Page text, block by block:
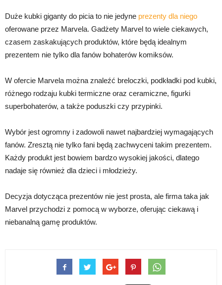
Duże kubki giganty do picia to nie jedyne prezenty dla niego
oferowane przez Marvela. Gadżety Marvel to wiele ciekawych,
czasem zaskakujących produktów, które będą idealnym
prezentem nie tylko dla fanów bohaterów komiksów.
W ofercie Marvela można znaleźć breloczki, podkładki pod kubki,
różnego rodzaju kubki termiczne oraz ceramiczne, figurki
superbohaterów, a także poduszki czy przypinki.
Wybór jest ogromny i zadowoli nawet najbardziej wymagających
fanów. Zresztą nie tylko fani będą zachwyceni takim prezentem.
Każdy produkt jest bowiem bardzo wysokiej jakości, dlatego
nadaje się również dla dzieci i młodzieży.
Decyzja dotycząca prezentów nie jest prosta, ale firma taka jak
Marvel przychodzi z pomocą w wyborze, oferując ciekawą i
niebanalną gamę produktów.